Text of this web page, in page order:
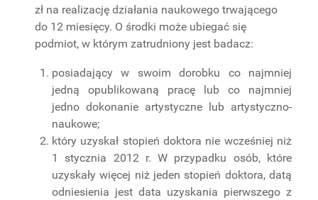
zł na realizację działania naukowego trwającego
do 12 miesięcy. O środki może ubiegać się
podmiot, w którym zatrudniony jest badacz:
posiadający w swoim dorobku co najmniej
jedną opublikowaną pracę lub co najmniej
jedno dokonanie artystyczne lub artystyczno-
naukowe;
który uzyskał stopień doktora nie wcześniej niż
1 stycznia 2012 r. W przypadku osób, które
uzyskały więcej niż jeden stopień doktora, datą
odniesienia jest data uzyskania pierwszego z